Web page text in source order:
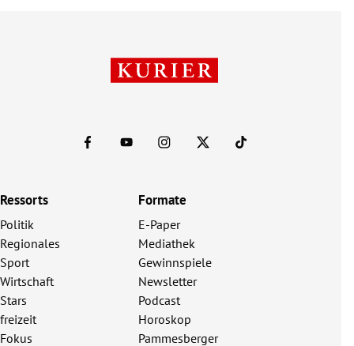
Ressorts
Politik
Regionales
Sport
Wirtschaft
Stars
freizeit
Fokus
Formate
E-Paper
Mediathek
Gewinnspiele
Newsletter
Podcast
Horoskop
Pammesberger